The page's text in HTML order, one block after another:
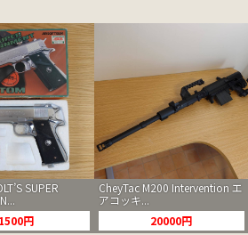
SUPER
1500円
CheyTac M200 Intervention エ
アコッキ...
20000円